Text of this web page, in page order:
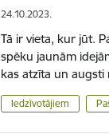
24.10.2023.
Tā ir vieta, kur jūt.
spēku jaunām
kas atzīta un
Iedzīvotājiem